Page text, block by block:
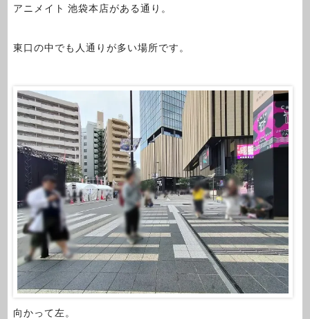
アニメイト 池袋本店がある通り。
東口の中でも人通りが多い場所です。
向かって左。